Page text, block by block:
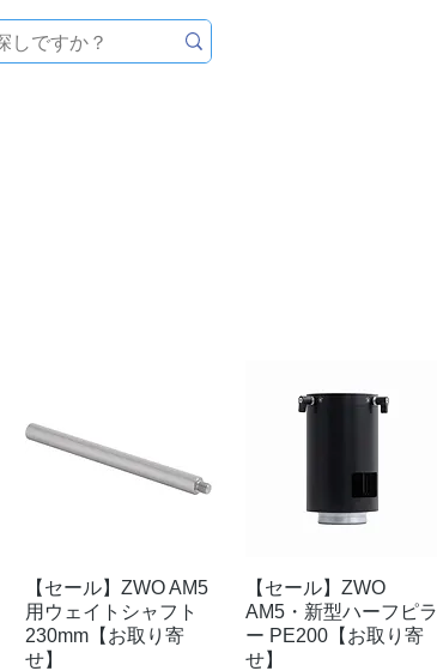
Quick View
【セール】ZWO AM5
用ウェイトシャフト
230mm【お取り寄
せ】
Quick View
【セール】ZWO
AM5・新型ハーフピラ
ー PE200【お取り寄
せ】